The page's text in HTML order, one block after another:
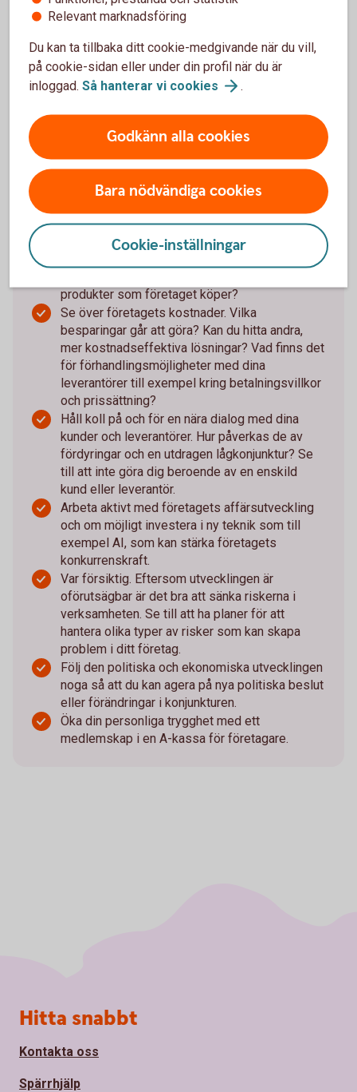
Så stärker du företagets
verksamhet i en föränderlig
värld:
när pengar kommer in och när de går ut. Gör en
likviditetsbudget så att du får klart för dig om,
likviditetsproblem.
Bygg en buffert, eller förstärk den som redan
utgifter.
Stresstesta företagets ekonomi. Vad händer
om lågkonjunkturen biter sig fast? Hur påverkas
produkter som företaget köper?
Se över företagets kostnader. Vilka
besparingar går att göra? Kan du hitta andra,
mer kostnadseffektiva lösningar? Vad finns det
för förhandlingsmöjligheter med dina
leverantörer till exempel kring betalningsvillkor
och prissättning?
Håll koll på och för en nära dialog med dina
kunder och leverantörer. Hur påverkas de av
fördyringar och en utdragen lågkonjunktur? Se
till att inte göra dig beroende av en enskild
kund eller leverantör.
Arbeta aktivt med företagets affärsutveckling
och om möjligt investera i ny teknik som till
exempel AI, som kan stärka företagets
konkurrenskraft.
Var försiktig. Eftersom utvecklingen är
oförutsägbar är det bra att sänka riskerna i
verksamheten. Se till att ha planer för att
hantera olika typer av risker som kan skapa
problem i ditt företag.
Följ den politiska och ekonomiska utvecklingen
noga så att du kan agera på nya politiska beslut
eller förändringar i konjunkturen.
Öka din personliga trygghet med ett
medlemskap i en A-kassa för företagare.
Relevant marknadsföring
Du kan ta tillbaka ditt cookie-medgivande när du vill,
på cookie-sidan eller under din profil när du är
inloggad. Så hanterar vi cookies .
Godkänn alla cookies
Bara nödvändiga cookies
Cookie-inställningar
Sidfot
Hitta snabbt
Kontakta oss
Spärrhjälp